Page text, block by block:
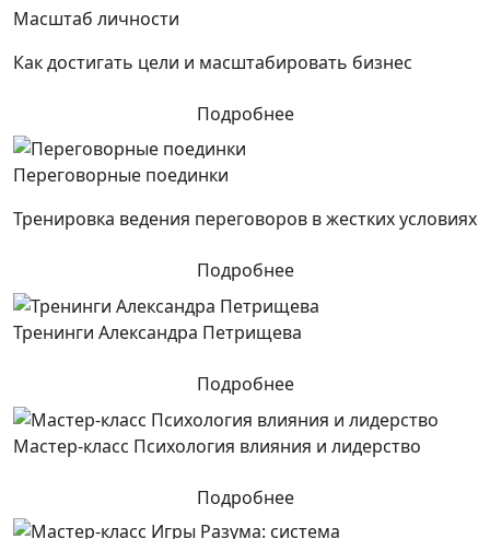
Масштаб личности
Как достигать цели и масштабировать бизнес
Подробнее
Переговорные поединки
Тренировка ведения переговоров в жестких условиях
Подробнее
Тренинги Александра Петрищева
Подробнее
Мастер-класс Психология влияния и лидерство
Подробнее